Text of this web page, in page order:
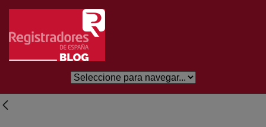
Skip to Main Content